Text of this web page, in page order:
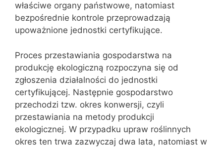
właściwe organy państwowe, natomiast
bezpośrednie kontrole przeprowadzają
upoważnione jednostki certyfikujące.
Proces przestawiania gospodarstwa na
produkcję ekologiczną rozpoczyna się od
zgłoszenia działalności do jednostki
certyfikującej. Następnie gospodarstwo
przechodzi tzw. okres konwersji, czyli
przestawiania na metody produkcji
ekologicznej. W przypadku upraw roślinnych
okres ten trwa zazwyczaj dwa lata, natomiast w